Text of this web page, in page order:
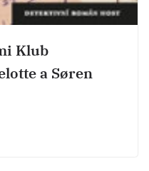
Klub
a Søren